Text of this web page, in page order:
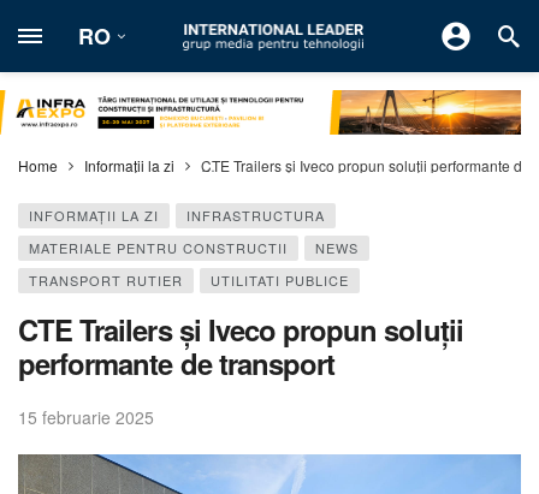
RO
Home Informaţii la zi CTE Trailers și Iveco propun soluții performante de
INFORMAŢII LA ZI
INFRASTRUCTURA
MATERIALE PENTRU CONSTRUCTII
NEWS
TRANSPORT RUTIER
UTILITATI PUBLICE
CTE Trailers și Iveco propun soluții
performante de transport
15 februarie 2025